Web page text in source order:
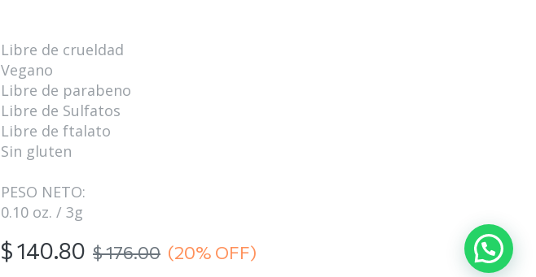
Libre de crueldad
Vegano
Libre de parabeno
Libre de Sulfatos
Libre de ftalato
Sin gluten
PESO NETO:
0.10 oz. / 3g
$140.80 $176.00 (20% OFF)